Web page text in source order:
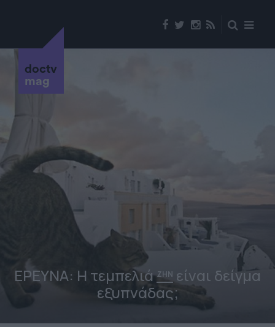
doctv
mag
ΕΡΕΥΝΑ: Η τεμπελιάΖΗΝ είναι δείγμα
εξυπνάδας;